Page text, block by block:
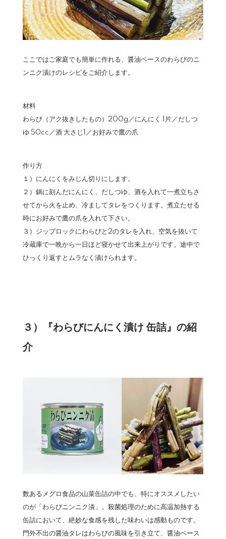
ここではご家庭でも簡単に作れる、醤油ベースのわらびのニ
ンニク漬けのレシピをご紹介します。
材料
わらび（アク抜きしたもの）200g／にんにく 1片／だしつ
ゆ 50cc／酒 大さじ1／お好みで鷹の爪
作り方
１）にんにくをみじん切りにします。
２）鍋に刻んだにんにく、だしつゆ、酒を入れて一煮立ちさ
せてから火を止め、冷ましてタレをつくります。煮立たせる
時にお好みで鷹の爪を入れて下さい。
３）ジップロックにわらびと2のタレを入れ、空気を抜いて
冷蔵庫で一晩から一日ほど寝かせて出来上がりです。途中で
ひっくり返すとムラなく漬けられます。
３）『わらびにんにく漬け 缶詰』の紹
介
数あるメグロ食品の山菜缶詰の中でも、特にオススメしたい
のが「わらびニンニク漬」。殺菌処理のために高温加熱する
缶詰において、絶妙な食感を残した味わいは感動ものです。
門外不出の醤油タレはわらびの風味を引き立て、醤油ベース